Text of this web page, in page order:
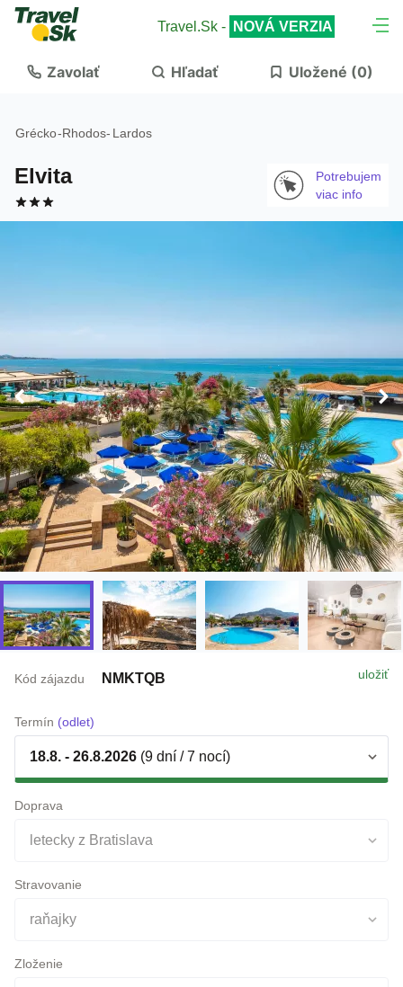
Travel.Sk - NOVÁ VERZIA
Zavolať Hľadať Uložené (0)
Grécko-Rhodos- Lardos
Elvita
Potrebujem
viac info
uložiť
Kód zájazdu NMKTQB
Termín(odlet)
18.8. - 26.8.2026
letecky z Bratislava
Stravovanie
raňajky
Zloženie
2 dospelí